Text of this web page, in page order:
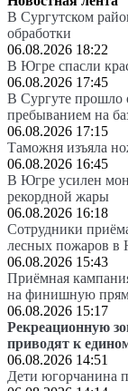
В Сургутском
обработки
06.08.2026 18:22
В Югре спасли
06.08.2026 17:45
В Сургуте прошло
пребыванием на
06.08.2026 17:15
Таможня изъяла
06.08.2026 16:45
В Югре усилен
рекордной жары
06.08.2026 16:18
Сотрудники
лесных пожаров в
06.08.2026 15:43
Приёмная
на финишную
06.08.2026 15:17
Рекреационную
приводят к
06.08.2026 14:51
Дети югорчанина